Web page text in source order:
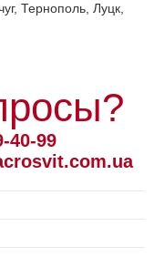
Тернополь, Луцк,
40-99